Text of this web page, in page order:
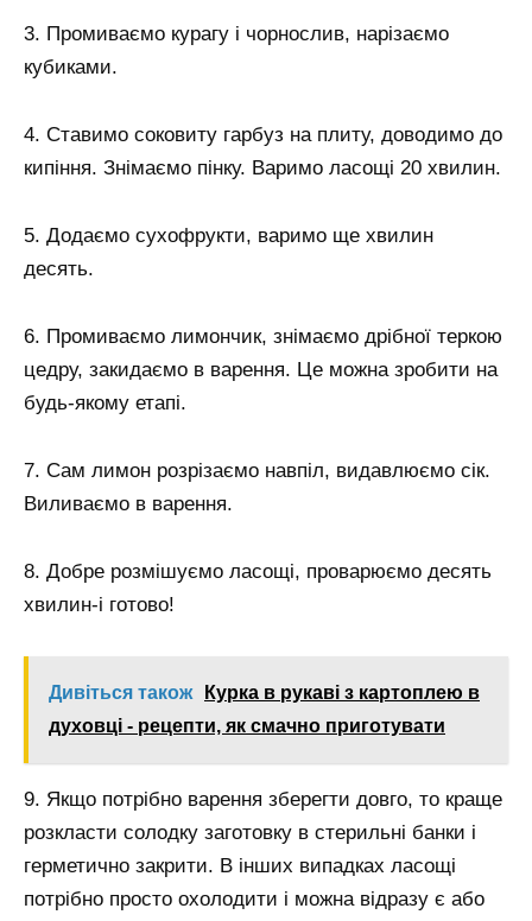
3. Промиваємо курагу і чорнослив, нарізаємо
кубиками.
4. Ставимо соковиту гарбуз на плиту, доводимо до
кипіння. Знімаємо пінку. Варимо ласощі 20 хвилин.
5. Додаємо сухофрукти, варимо ще хвилин
десять.
6. Промиваємо лимончик, знімаємо дрібної теркою
цедру, закидаємо в варення. Це можна зробити на
будь-якому етапі.
7. Сам лимон розрізаємо навпіл, видавлюємо сік.
Виливаємо в варення.
8. Добре розмішуємо ласощі, проварюємо десять
хвилин-і готово!
Дивіться також
Курка в рукаві з картоплею в
духовці - рецепти, як смачно приготувати
9. Якщо потрібно варення зберегти довго, то краще
розкласти солодку заготовку в стерильні банки і
герметично закрити. В інших випадках ласощі
потрібно просто охолодити і можна відразу є або